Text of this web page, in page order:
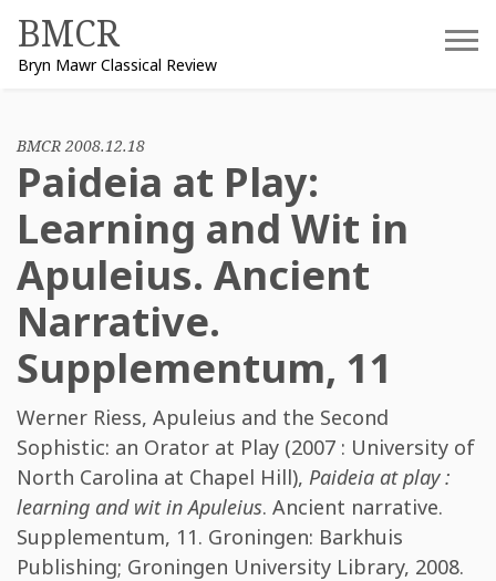
content
BMCR
Bryn Mawr Classical Review
BMCR 2008.12.18
Paideia at Play:
Learning and Wit in
Apuleius. Ancient
Narrative.
Supplementum, 11
Werner Riess, Apuleius and the Second
Sophistic: an Orator at Play (2007 : University of
North Carolina at Chapel Hill), Paideia at play :
learning and wit in Apuleius. Ancient narrative.
Supplementum, 11. Groningen: Barkhuis
Publishing; Groningen University Library, 2008.